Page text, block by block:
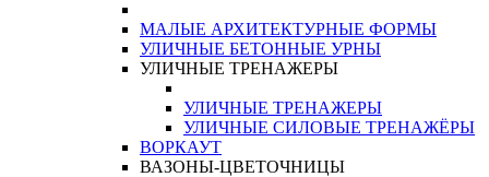
МАЛЫЕ АРХИТЕКТУРНЫЕ ФОРМЫ
УЛИЧНЫЕ БЕТОННЫЕ УРНЫ
УЛИЧНЫЕ ТРЕНАЖЕРЫ
УЛИЧНЫЕ ТРЕНАЖЕРЫ
УЛИЧНЫЕ СИЛОВЫЕ ТРЕНАЖЁРЫ
ВОРКАУТ
ВАЗОНЫ-ЦВЕТОЧНИЦЫ